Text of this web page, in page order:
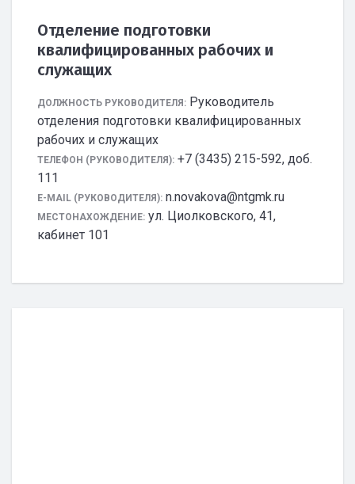
Отделение подготовки
квалифицированных рабочих и
служащих
ДОЛЖНОСТЬ РУКОВОДИТЕЛЯ: Руководитель
отделения подготовки квалифицированных
рабочих и служащих
ТЕЛЕФОН (РУКОВОДИТЕЛЯ): +7 (3435) 215-592, доб.
111
E-MAIL (РУКОВОДИТЕЛЯ): n.novakova@ntgmk.ru
МЕСТОНАХОЖДЕНИЕ: ул. Циолковского, 41,
кабинет 101